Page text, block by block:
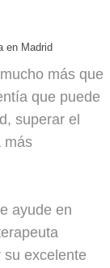
en Madrid
más que
que puede
superar el
más
ayude en
excelente